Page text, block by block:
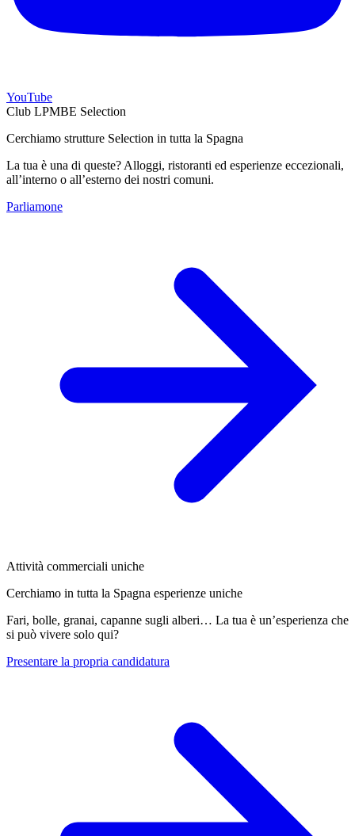
YouTube
Club LPMBE Selection
Cerchiamo strutture Selection in tutta la Spagna
La tua è una di queste? Alloggi, ristoranti ed esperienze eccezionali,
all’interno o all’esterno dei nostri comuni.
Parliamone
Attività commerciali uniche
Cerchiamo in tutta la Spagna esperienze uniche
Fari, bolle, granai, capanne sugli alberi… La tua è un’esperienza che
si può vivere solo qui?
Presentare la propria candidatura